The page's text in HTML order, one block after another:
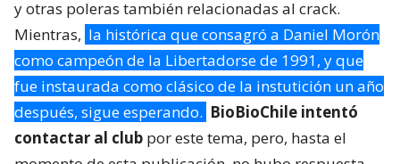
y otras poleras también relacionadas al crack.
Mientras, la histórica que consagró a Daniel Morón
como campeón de la Libertadorse de 1991, y que
fue instaurada como clásico de la instutición un año
después, sigue esperando. BioBioChile intentó
contactar al club por este tema, pero, hasta el